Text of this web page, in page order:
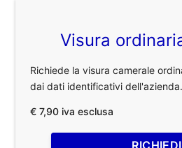
Visura
Richiede la visura camerale
dai dati identificativi dell'azienda.
€ 7,90 iva esclusa